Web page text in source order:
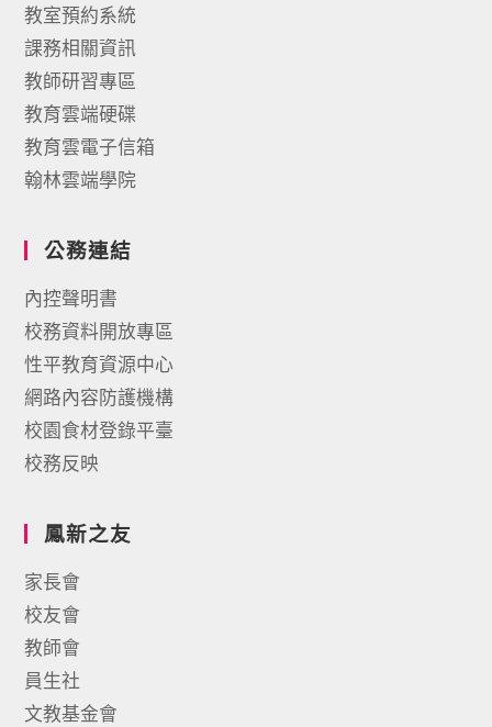
教室預約系統
課務相關資訊
教師研習專區
教育雲端硬碟
教育雲電子信箱
翰林雲端學院
公務連結
內控聲明書
校務資料開放專區
性平教育資源中心
網路內容防護機構
校園食材登錄平臺
校務反映
鳳新之友
家長會
校友會
教師會
員生社
文教基金會